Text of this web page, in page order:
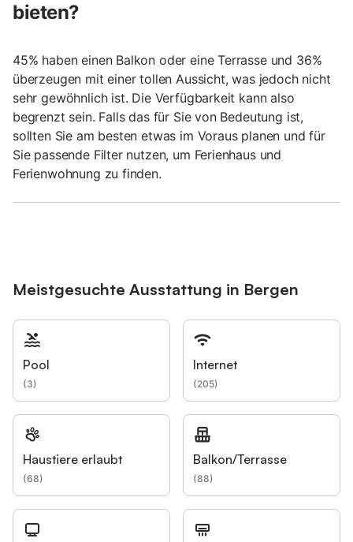
bieten?
45% haben einen Balkon oder eine Terrasse und 36%
überzeugen mit einer tollen Aussicht, was jedoch nicht
sehr gewöhnlich ist. Die Verfügbarkeit kann also
begrenzt sein. Falls das für Sie von Bedeutung ist,
sollten Sie am besten etwas im Voraus planen und für
Sie passende Filter nutzen, um Ferienhaus und
Ferienwohnung zu finden.
Meistgesuchte Ausstattung in Bergen
Pool
(3)
Internet
(205)
Haustiere erlaubt
(68)
Balkon/Terrasse
(88)